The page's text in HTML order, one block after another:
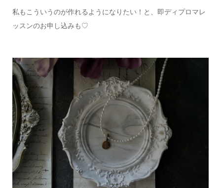
私もこういうのが作れるようになりたい！と、即ディプロマレ
ッスンのお申し込みも♡